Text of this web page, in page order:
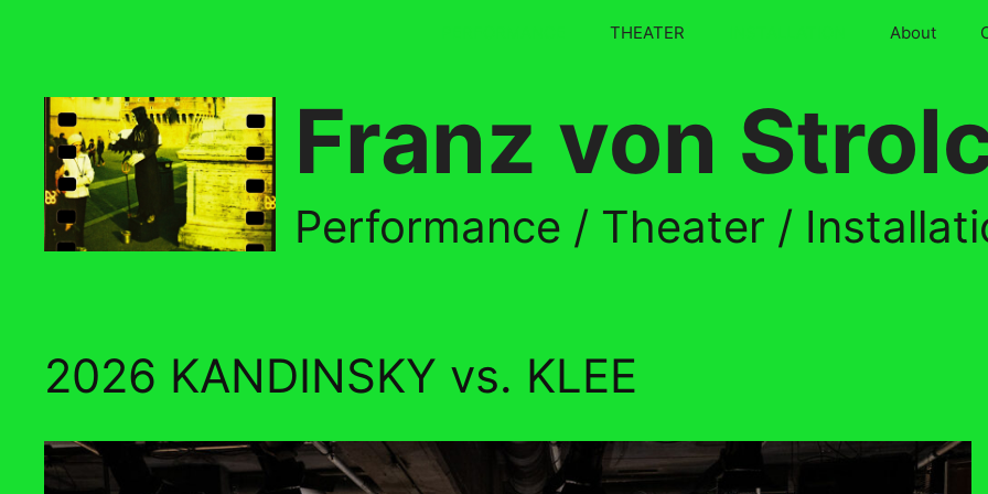
THEATER About
Franz von
Performance / Theater /
2026 KANDINSKY vs. KLEE